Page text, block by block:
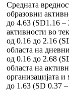
Средната
образовни
до 4.63 (SD1.16 –
активности во
од 0.16 до 2.16
областа на
од 0.16 до 2.68
областа на
организацијата
до 1.63 (SD 0.37